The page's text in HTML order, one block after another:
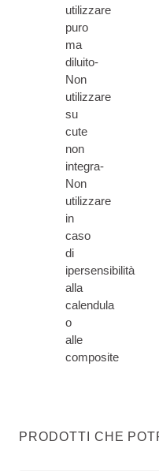
utilizzare
puro
ma
diluito-
Non
utilizzare
su
cute
non
integra-
Non
utilizzare
in
caso
di
ipersensibilità
alla
calendula
o
alle
composite
PRODOTTI CHE